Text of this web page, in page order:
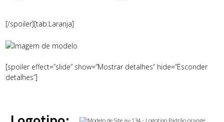
[/spoiler][tab:Laranja]
[spoiler effect=”slide” show=”Mostrar detalhes” hide=”Esconder
detalhes”]